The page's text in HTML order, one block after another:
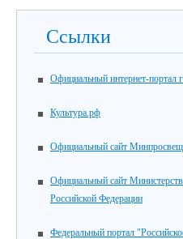
Ссылки
Официальный интернет-портал
Культура.рф
Официальный сайт
Официальный сайт
Российской Федерации
Федеральный портал